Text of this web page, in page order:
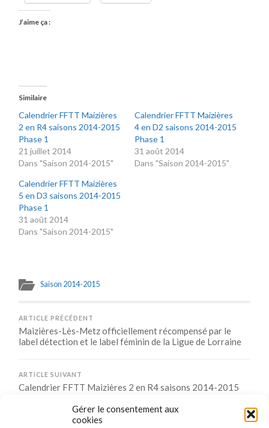
Gérer le consentement aux
cookies
J’aime ça :
Similaire
Calendrier FFTT Maizières
2 en R4 saisons 2014-2015
Phase 1
21 juillet 2014
Dans "Saison 2014-2015"
Calendrier FFTT Maizières
4 en D2 saisons 2014-2015
Phase 1
31 août 2014
Dans "Saison 2014-2015"
Calendrier FFTT Maizières
5 en D3 saisons 2014-2015
Phase 1
31 août 2014
Dans "Saison 2014-2015"
Saison 2014-2015
ARTICLE PRÉCÉDENT
Maizières-Lès-Metz officiellement récompensé par le
label détection et le label féminin de la Ligue de Lorraine
ARTICLE SUIVANT
Calendrier FFTT Maizières 2 en R4 saisons 2014-2015